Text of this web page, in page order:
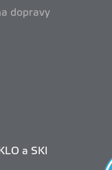
dopravy
a SKI